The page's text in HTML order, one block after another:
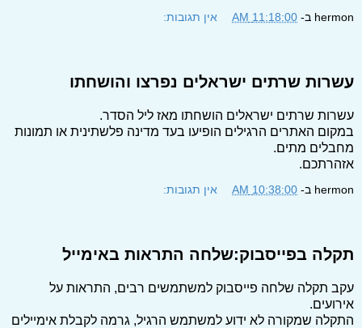
hermon ב- 11:18:00 AM אין תגובות:
עשרות שרתים ישראלים נפרצו והושחתו
עשרות שרתים ישראלים הושחתו מאז ליל הסדר.
במקום האתרים הרגילים הופיעו בעד מדינה פלשתינית או תמונות
מחבלים מתים.
אזהרתכם.
hermon ב- 10:38:00 AM אין תגובות:
תקלה בפייסבוק:שלחה התראות באימייל
עקב תקלה שלחה פייסבוק למשתמשים רבים, התראות על
אירועים.
התקלה שמקורה לא ידוע למשתמש הרגיל, גרמה לקבלת אימיילים